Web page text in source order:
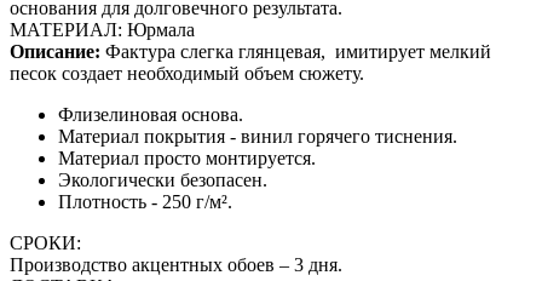
основания для долговечного результата.
МАТЕРИАЛ: Юрмала
Описание: Фактура слегка глянцевая, имитирует мелкий
песок создает необходимый объем сюжету.
Флизелиновая основа.
Материал покрытия - винил горячего тиснения.
Материал просто монтируется.
Экологически безопасен.
Плотность - 250 г/м².
СРОКИ:
Производство акцентных обоев – 3 дня.